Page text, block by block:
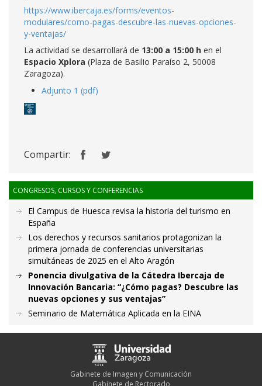
https://www.ibercaja.es/forms/eventos-
modulares/como-pagas-descubre-las-nuevas-opciones-
y-ventajas/
La actividad se desarrollará de 13:00 a 15:00 h en el
Espacio Xplora (Plaza de Basilio Paraíso 2, 50008
Zaragoza).
Adjunto 1 (pdf)
Compartir:
CONGRESOS, CURSOS Y CONFERENCIAS
El Campus de Huesca revisa la historia del turismo en
España
Los derechos y recursos sanitarios protagonizan la
primera jornada de conferencias universitarias
simultáneas de 2025 en el Alto Aragón
Ponencia divulgativa de la Cátedra Ibercaja de
Innovación Bancaria: “¿Cómo pagas? Descubre las
nuevas opciones y sus ventajas”
Seminario de Matemática Aplicada en la EINA
Gabinete de Imagen y Comunicación
Gabinete de Rectorado